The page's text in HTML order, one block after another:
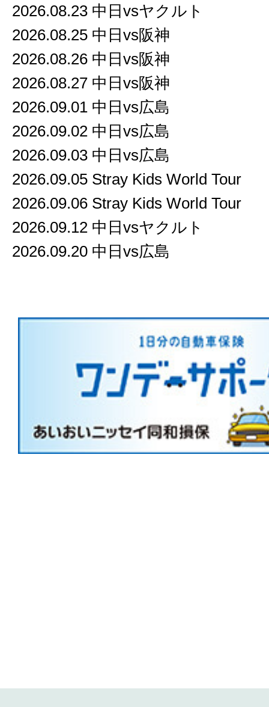
2026.08.23 中日vsヤクルト
2026.08.25 中日vs阪神
2026.08.26 中日vs阪神
2026.08.27 中日vs阪神
2026.09.01 中日vs広島
2026.09.02 中日vs広島
2026.09.03 中日vs広島
2026.09.05 Stray Kids World Tour
2026.09.06 Stray Kids World Tour
2026.09.12 中日vsヤクルト
2026.09.20 中日vs広島